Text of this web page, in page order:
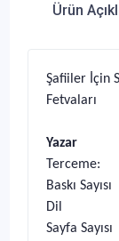
Ürün
Şafiiler İçin
Fetvaları
Yazar
Terceme:
Baskı
Dil
Sayfa